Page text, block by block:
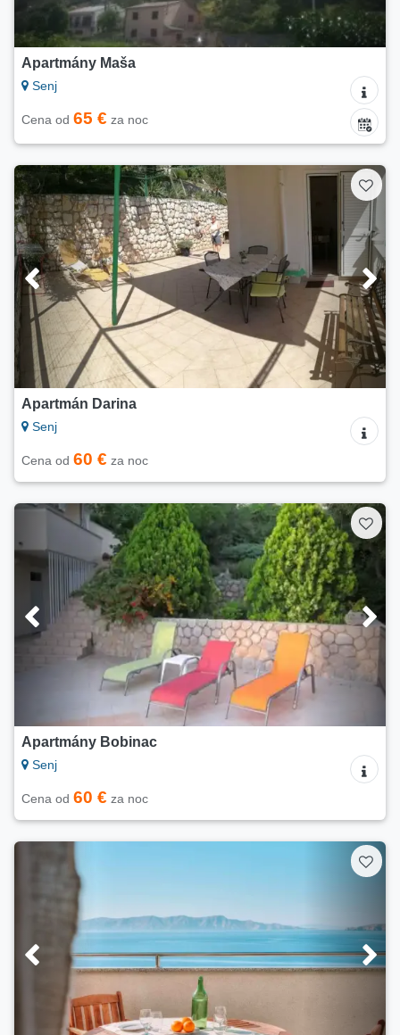
Apartmány Maša
Senj
Cena od 65 € za noc
Apartmán Darina
Senj
Cena od 60 € za noc
Apartmány Bobinac
Senj
Cena od 60 € za noc